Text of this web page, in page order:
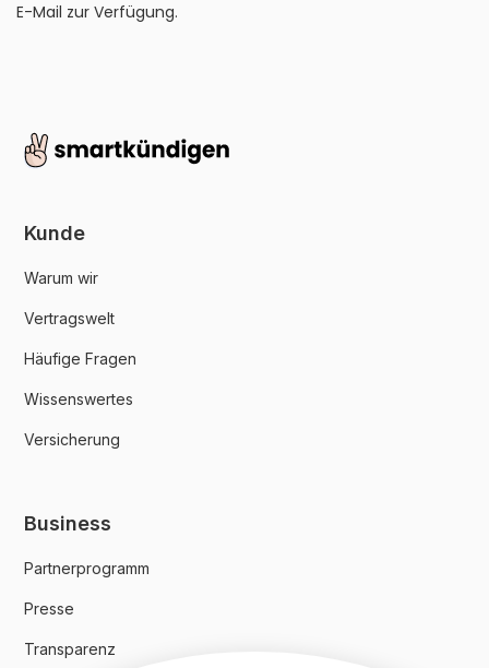
E-Mail zur Verfügung.
Kunde
Warum wir
Vertragswelt
Häufige Fragen
Wissenswertes
Versicherung
Business
Partnerprogramm
Presse
Transparenz